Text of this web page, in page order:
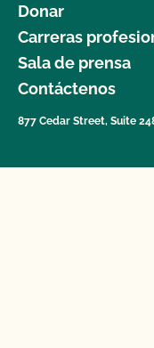
Donar
Carreras
Sala de prensa
Contáctenos
877 Cedar Street, Suite